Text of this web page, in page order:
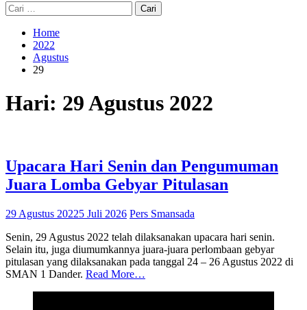
Cari
untuk:
Home
2022
Agustus
29
Hari: 29 Agustus 2022
Upacara Hari Senin dan Pengumuman
Juara Lomba Gebyar Pitulasan
29 Agustus 20225 Juli 2026 Pers Smansada
Senin, 29 Agustus 2022 telah dilaksanakan upacara hari senin.
Selain itu, juga diumumkannya juara-juara perlombaan gebyar
pitulasan yang dilaksanakan pada tanggal 24 – 26 Agustus 2022 di
SMAN 1 Dander. Read More…